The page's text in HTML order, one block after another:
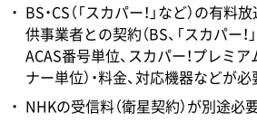
BS・CS（「スカパー！」など）の有
供事業者との契約（BS、「スカパー
ACAS番号単位、スカパー！プレミ
ナー単位）・料金、対応機器などが必
NHKの受信料（衛星契約）が別途必